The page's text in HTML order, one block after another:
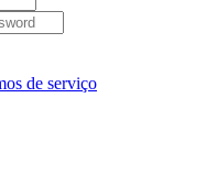
de serviço